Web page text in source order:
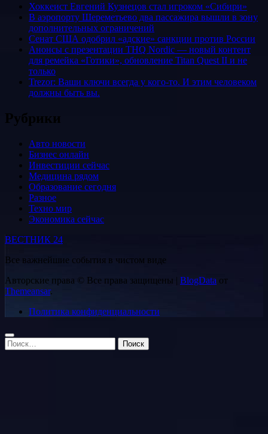
Хоккеист Евгений Кузнецов стал игроком «Сибири»
В аэропорту Шереметьево два пассажира вышли в зону
дополнительных ограничений
Сенат США одобрил «адские» санкции против России
Анонсы с презентации THQ Nordic — новый контент
для ремейка «Готики», обновление Titan Quest II и не
только
Trezor: Ваши ключи всегда у кого-то. И этим человеком
должны быть вы.
Рубрики
Авто новости
Бизнес онлайн
Инвестиции сейчас
Медицина рядом
Образование сегодня
Разное
Техно мир
Экономика сейчас
ВЕСТНИК 24
Все важнейшие события в чистом виде
Авторские права © Все права защищены | BlogData от
Themeansar.
Политика конфиденциальности
Найти: